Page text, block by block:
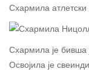
Схармила атлетски
Схармила је бивша
Освојила је